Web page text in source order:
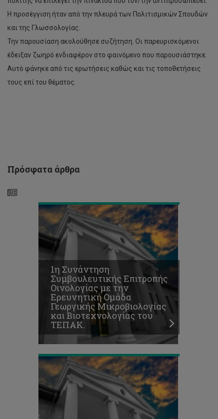
Η προσέγγιση ήταν από την πλευρά των Πολιτισμικών Σπουδών
και της Γλωσσολογίας.
Την παρουσίαση ακολούθησε συζήτηση. Οι παρευρισκόμενοι
έδειξαν ζωηρό ενδιαφέρον στο φαινόμενο που παρουσιάστηκε.
Αυτό φάνηκε από τις ερωτήσεις καθώς και τις τοποθετήσεις
τους επί του θέματος.
Πρόσφατα άρθρα
1η
Συνάντηση
Συμβουλευτικής
Επιτροπής
Βιοτεχνολογίας
του
1η Συνάντηση
Συμβουλευτικής Επιτροπής
Οινολογίας με την
Ερευνητική Ομάδα
Γεωργικής Μικροβιολογίας
και Βιοτεχνολογίας του
ΤΕΠΑΚ.
Δρ
Αβραάμ
Γεωργίου:
μέτρα
προφύλαξης
από
ηλεκτροπληξία